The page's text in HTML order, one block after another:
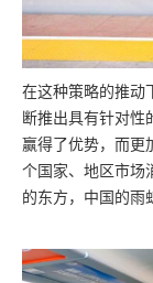
在这种策略的推动
断推出具有针对性
赢得了优势，而更
个国家、地区市场
的东方，中国的雨